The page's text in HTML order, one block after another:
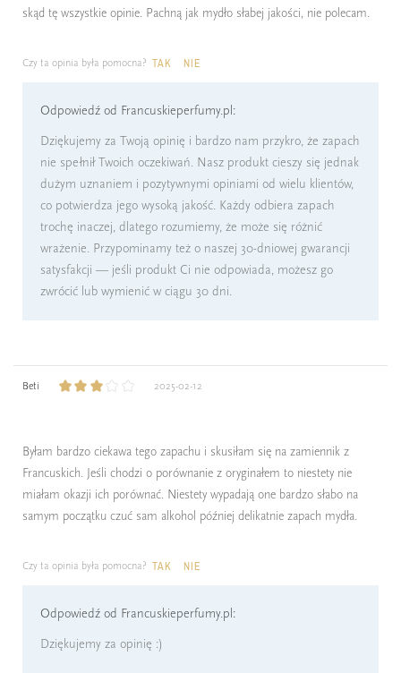
skąd tę wszystkie opinie. Pachną jak mydło słabej jakości, nie polecam.
Czy ta opinia była pomocna? TAK NIE
Odpowiedź od Francuskieperfumy.pl:
Dziękujemy za Twoją opinię i bardzo nam przykro, że zapach
nie spełnił Twoich oczekiwań. Nasz produkt cieszy się jednak
dużym uznaniem i pozytywnymi opiniami od wielu klientów,
co potwierdza jego wysoką jakość. Każdy odbiera zapach
trochę inaczej, dlatego rozumiemy, że może się różnić
wrażenie. Przypominamy też o naszej 30-dniowej gwarancji
satysfakcji — jeśli produkt Ci nie odpowiada, możesz go
zwrócić lub wymienić w ciągu 30 dni.
Beti 2025-02-12
Byłam bardzo ciekawa tego zapachu i skusiłam się na zamiennik z
Francuskich. Jeśli chodzi o porównanie z oryginałem to niestety nie
miałam okazji ich porównać. Niestety wypadają one bardzo słabo na
samym początku czuć sam alkohol później delikatnie zapach mydła.
Czy ta opinia była pomocna? TAK NIE
Odpowiedź od Francuskieperfumy.pl:
Dziękujemy za opinię :)